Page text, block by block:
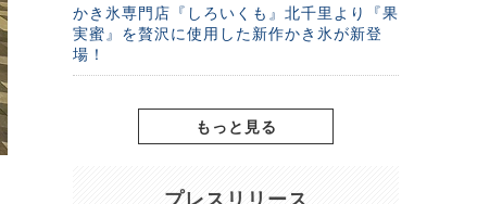
かき氷専門店『しろいくも』北千里より『果
実蜜』を贅沢に使用した新作かき氷が新登
場！
もっと見る